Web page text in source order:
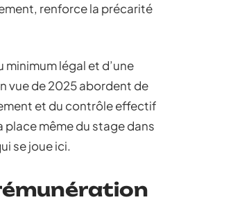
renforce la précarité
légal et d’une
vue de 2025 abordent de
et du contrôle effectif
place même du stage dans
se joue ici.